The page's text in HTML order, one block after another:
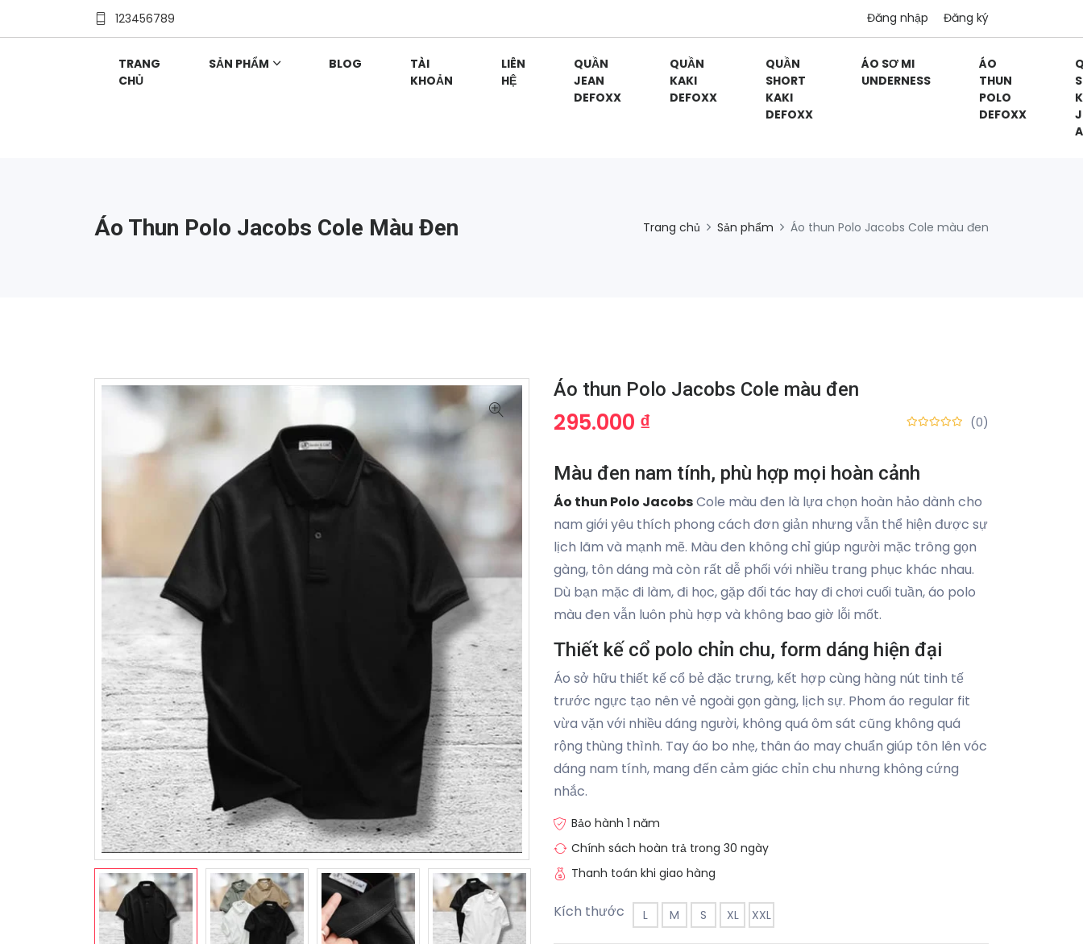
123456789 Đăng nhập Đăng ký
TRANG
CHỦ
SẢN PHẨM BLOG
TÀI
KHOẢN
LIÊN
HỆ
QUẦN
JEAN
DEFOXX
QUẦN
KAKI
DEFOXX
QUẦN
SHORT
KAKI
DEFOXX
ÁO SƠ MI
UNDERNESS
ÁO
THUN
POLO
DEFOXX
Áo Thun Polo Jacobs Cole Màu Đen Trang chủ Sản phẩm Áo thun Polo Jacobs Cole màu đen
Áo thun Polo Jacobs Cole màu đen
(0)
295.000 ₫
Màu đen nam tính, phù hợp mọi hoàn cảnh
Áo thun Polo JacobsCole màu đen là lựa chọn hoàn hảo dành cho
nam giới yêu thích phong cách đơn giản nhưng vẫn thể hiện được sự
lịch lãm và mạnh mẽ. Màu đen không chỉ giúp người mặc trông gọn
gàng, tôn dáng mà còn rất dễ phối với nhiều trang phục khác nhau.
Dù bạn mặc đi làm, đi học, gặp đối tác hay đi chơi cuối tuần, áo polo
màu đen vẫn luôn phù hợp và không bao giờ lỗi mốt.
Thiết kế cổ polo chỉn chu, form dáng hiện đại
Áo sở hữu thiết kế cổ bẻ đặc trưng, kết hợp cùng hàng nút tinh tế
trước ngực tạo nên vẻ ngoài gọn gàng, lịch sự. Phom áo regular fit
vừa vặn với nhiều dáng người, không quá ôm sát cũng không quá
rộng thùng thình. Tay áo bo nhẹ, thân áo may chuẩn giúp tôn lên vóc
dáng nam tính, mang đến cảm giác chỉn chu nhưng không cứng
nhắc.
Bảo hành 1 năm
Chính sách hoàn trả trong 30 ngày
Thanh toán khi giao hàng
Kích thước L M S XL XXL